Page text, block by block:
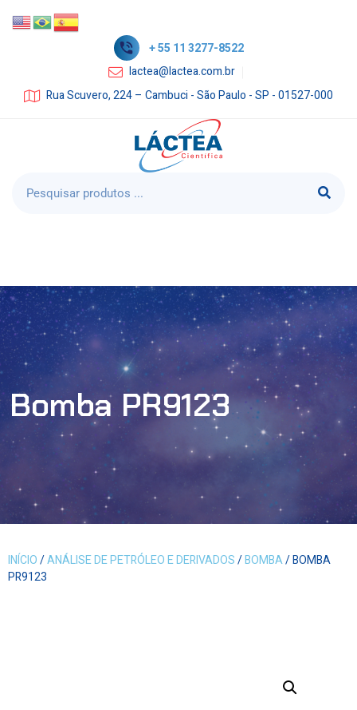
+ 55 11 3277-8522
lactea@lactea.com.br
Rua Scuvero, 224 – Cambuci - São Paulo - SP - 01527-000
Bomba PR9123
INÍCIO/ANÁLISE DE PETRÓLEO E DERIVADOS/BOMBA/ BOMBA
PR9123